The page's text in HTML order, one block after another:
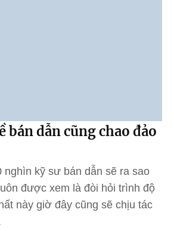
bán dẫn cũng chao đảo
nghìn kỹ sư bán dẫn sẽ ra sao
được xem là đòi hỏi trình độ
này giờ đây cũng sẽ chịu tác